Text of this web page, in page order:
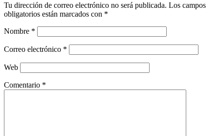
Tu dirección de correo electrónico no será publicada. Los campos
obligatorios están marcados con *
Nombre *
Correo electrónico *
Web
Comentario *